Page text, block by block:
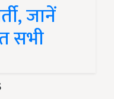
जानें
सभी